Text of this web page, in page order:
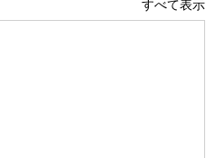
すべて表示